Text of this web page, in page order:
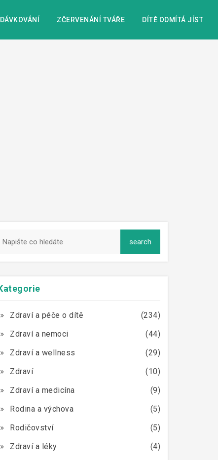
ZČERVENÁNÍ TVÁŘE DÍTĚ ODMÍTÁ JÍST
Zdraví a péče o dítě
(234)
Zdraví a nemoci
(44)
Zdraví a wellness
(29)
Zdraví
(10)
Zdraví a medicína
(9)
Rodina a výchova
(5)
Rodičovství
(5)
Zdraví a léky
(4)